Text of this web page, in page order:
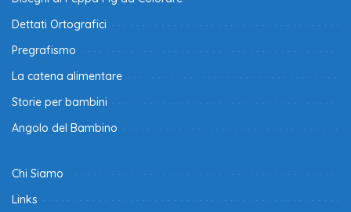
Dettati Ortografici
Pregrafismo
La catena alimentare
Storie per bambini
Angolo del Bambino
Chi Siamo
Links